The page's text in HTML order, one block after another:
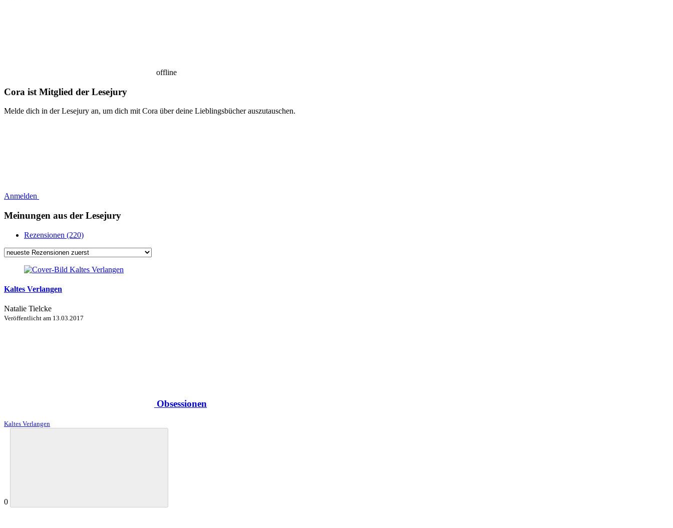
offline
Cora ist Mitglied der Lesejury
Melde dich in der Lesejury an, um dich mit Cora über deine Lieblingsbücher auszutauschen.
Anmelden
Meinungen aus der Lesejury
Rezensionen (220)
Kaltes Verlangen
Natalie Tielcke
Veröffentlicht am 13.03.2017
Obsessionen
Kaltes Verlangen
0